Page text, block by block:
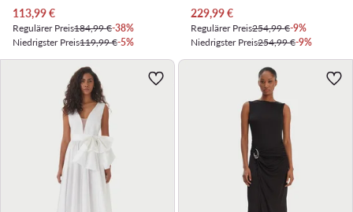
Aktueller Preis
113,99€
Regulärer Preis184,99 €-38%
Niedrigster Preis119,99 €-5%
Aktueller Preis
229,99€
Regulärer Preis254,99 €-9%
Niedrigster Preis254,99 €-9%